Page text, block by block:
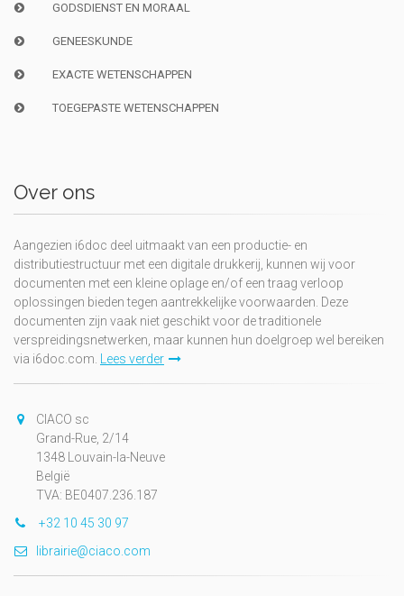
GODSDIENST EN MORAAL
GENEESKUNDE
EXACTE WETENSCHAPPEN
TOEGEPASTE WETENSCHAPPEN
Over ons
Aangezien i6doc deel uitmaakt van een productie- en
distributiestructuur met een digitale drukkerij, kunnen wij voor
documenten met een kleine oplage en/of een traag verloop
oplossingen bieden tegen aantrekkelijke voorwaarden. Deze
documenten zijn vaak niet geschikt voor de traditionele
verspreidingsnetwerken, maar kunnen hun doelgroep wel bereiken
via i6doc.com. Lees verder
CIACO sc
Grand-Rue, 2/14
1348 Louvain-la-Neuve
België
TVA: BE0407.236.187
+32 10 45 30 97
librairie@ciaco.com